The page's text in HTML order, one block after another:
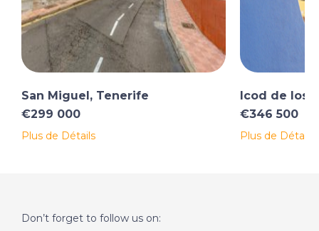
San Miguel, Tenerife
€299 000
Plus de Détails
Icod de los
€346 500
Plus de Détails
Don’t forget to follow us on: